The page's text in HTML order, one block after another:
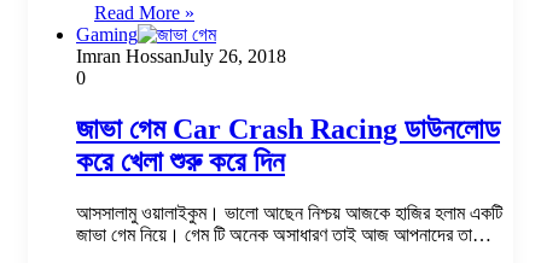
Read More »
Gaming
Imran HossanJuly 26, 2018
0
জাভা গেম Car Crash Racing ডাউনলোড
করে খেলা শুরু করে দিন
আসসালামু ওয়ালাইকুম। ভালো আছেন নিশ্চয় আজকে হাজির হলাম একটি
জাভা গেম নিয়ে। গেম টি অনেক অসাধারণ তাই আজ আপনাদের তা…